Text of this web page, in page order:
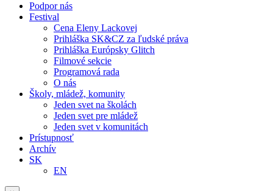
Podpor nás
Festival
Cena Eleny Lackovej
Prihláška SK&CZ za ľudské práva
Prihláška Európsky Glitch
Filmové sekcie
Programová rada
O nás
Školy, mládež, komunity
Jeden svet na školách
Jeden svet pre mládež
Jeden svet v komunitách
Prístupnosť
Archív
SK
EN